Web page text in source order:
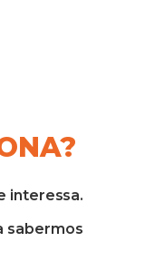
interessa.
sabermos